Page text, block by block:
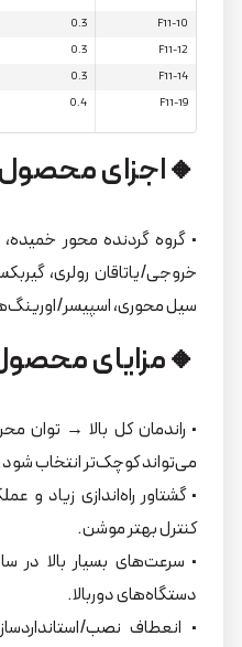
F11-10
0.3
F11-12
0.3
F11-14
0.3
F11-19
0.4
🔸اجزای محصول
• گروه گردنده محور
خروجی/یاتاقان رولری،
سیل محوری، اسپیسر/
🔸مزایای
• راندمان کل بالا → توان
می‌تواند کوچک‌تر انتخاب
• گشتاور راه‌اندازی زیاد و
کنترل بهتر موشن.
• سرعت‌های بسیار بالا در
دستگاه‌های دوربالا.